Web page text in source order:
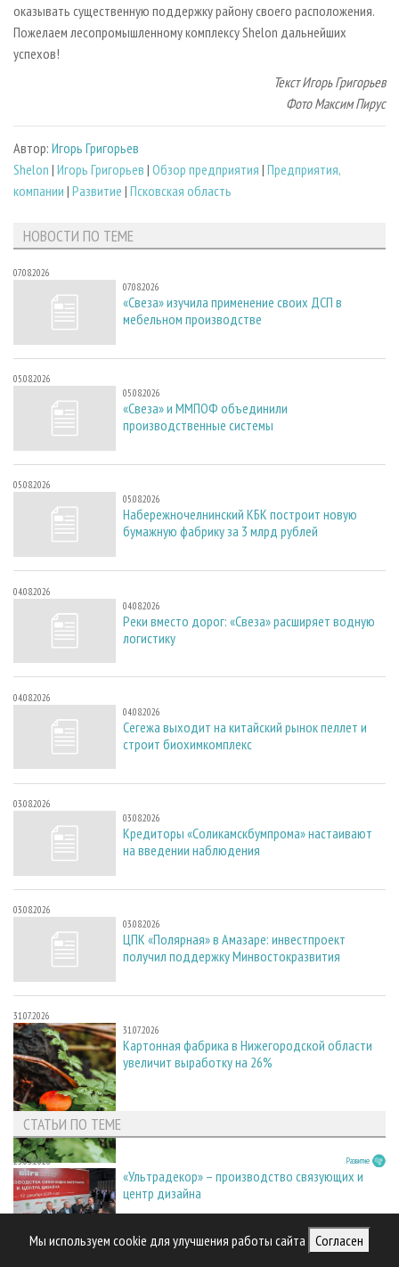
Мы используем cookie для улучшения работы сайта Согласен
оказывать существенную поддержку району своего расположения.
Пожелаем лесопромышленному комплексу Shelon дальнейших
успехов!
Текст Игорь Григорьев
Фото Максим Пирус
Автор: Игорь Григорьев
Shelon | Игорь Григорьев | Обзор предприятия | Предприятия,
компании | Развитие | Псковская область
НОВОСТИ ПО ТЕМЕ
07.08.2026
07.08.2026
«Свеза» изучила применение своих ДСП в
мебельном производстве
05.08.2026
05.08.2026
«Свеза» и ММПОФ объединили
производственные системы
05.08.2026
05.08.2026
Набережночелнинский КБК построит новую
бумажную фабрику за 3 млрд рублей
04.08.2026
04.08.2026
Реки вместо дорог: «Свеза» расширяет водную
логистику
04.08.2026
04.08.2026
Сегежа выходит на китайский рынок пеллет и
строит биохимкомплекс
03.08.2026
03.08.2026
Кредиторы «Соликамскбумпрома» настаивают
на введении наблюдения
03.08.2026
03.08.2026
ЦПК «Полярная» в Амазаре: инвестпроект
получил поддержку Минвостокразвития
31.07.2026
31.07.2026
Картонная фабрика в Нижегородской области
увеличит выработку на 26%
СТАТЬИ ПО ТЕМЕ
23.03.2026 Развитие
«Ультрадекор» – производство связующих и
центр дизайна